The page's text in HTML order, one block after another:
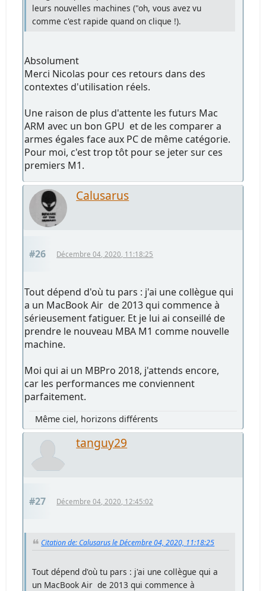
leurs nouvelles machines ("oh, vous avez vu
comme c'est rapide quand on clique !).
Absolument
Merci Nicolas pour ces retours dans des
contextes d'utilisation réels.
Une raison de plus d'attente les futurs Mac
ARM avec un bon GPU et de les comparer a
armes égales face aux PC de même catégorie.
Pour moi, c'est trop tôt pour se jeter sur ces
premiers M1.
Calusarus
#26 Décembre 04, 2020, 11:18:25
Tout dépend d'où tu pars : j'ai une collègue qui
a un MacBook Air de 2013 qui commence à
sérieusement fatiguer. Et je lui ai conseillé de
prendre le nouveau MBA M1 comme nouvelle
machine.
Moi qui ai un MBPro 2018, j'attends encore,
car les performances me conviennent
parfaitement.
Même ciel, horizons différents
tanguy29
#27 Décembre 04, 2020, 12:45:02
Citation de: Calusarus le Décembre 04, 2020, 11:18:25
Tout dépend d'où tu pars : j'ai une collègue qui a
un MacBook Air de 2013 qui commence à